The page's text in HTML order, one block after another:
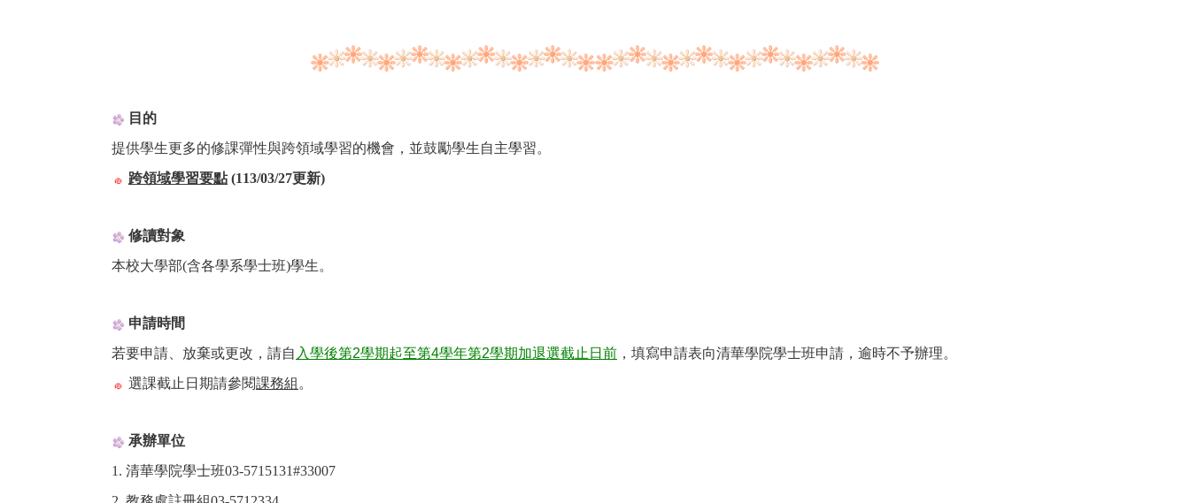
目的
提供學生更多的修課彈性與跨領域學習的機會，並鼓勵學生自主學習。
跨領域學習要點 (113/03/27更新)
修讀對象
本校大學部(含各學系學士班)學生。
申請時間
若要申請、放棄或更改，請自 入學後第2學期起至第4學年第2學期加退選截止日前 ，填寫申請表向清華學院學士班申請，逾時不予辦理。
選課截止日期請參閱課務組 。
承辦單位
1. 清華學院學士班03-5715131#33007